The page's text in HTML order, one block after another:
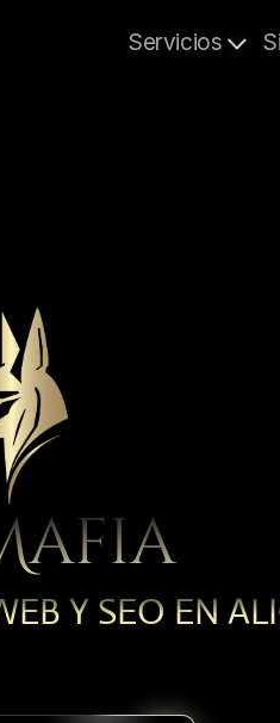
Servicios
Y SEO EN